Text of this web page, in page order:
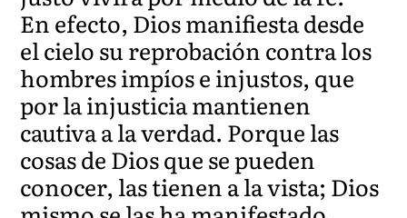
En efecto, Dios manifiesta desde
el cielo su reprobación contra los
hombres impíos e injustos, que
por la injusticia mantienen
cautiva a la verdad. Porque las
cosas de Dios que se pueden
conocer, las tienen a la vista; Dios